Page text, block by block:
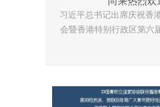
习近平总书记出席庆祝香
会暨香港特别行政区第六